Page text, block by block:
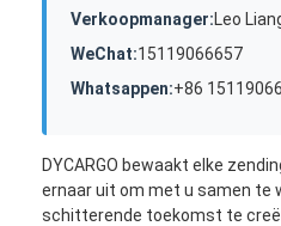
Verkoopmanager:Leo
WeChat:15119066657
Whatsappen:+86
DYCARGO bewaakt elke
ernaar uit om met u samen te
schitterende toekomst te